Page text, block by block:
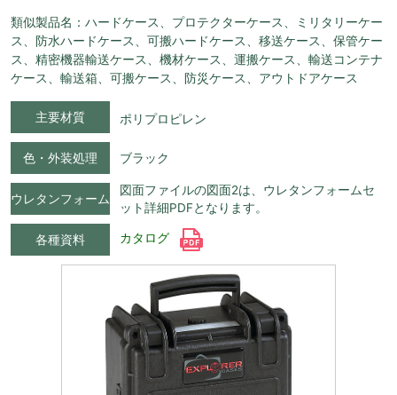
類似製品名：ハードケース、プロテクターケース、ミリタリーケー
ス、防水ハードケース、可搬ハードケース、移送ケース、保管ケー
ス、精密機器輸送ケース、機材ケース、運搬ケース、輸送コンテナ
ケース、輸送箱、可搬ケース、防災ケース、アウトドアケース
主要材質 ポリプロピレン
色・外装処理 ブラック
ウレタンフォーム
図面ファイルの図面2は、ウレタンフォームセ
ット詳細PDFとなります。
各種資料 カタログ